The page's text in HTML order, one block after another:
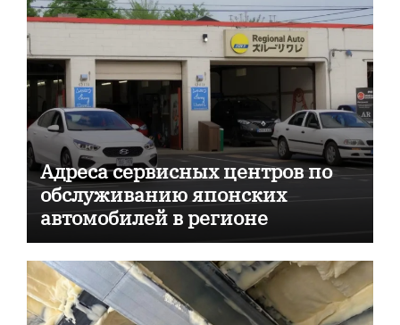
Адреса сервисных центров по
обслуживанию японских
автомобилей в регионе